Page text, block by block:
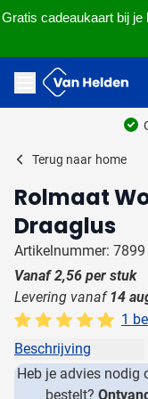
Gratis cadeaukaart bij je
Ga naar de inhoud
Menu openen
Terug naar home
Rolmaat
Draaglus
Artikelnummer: 7899
Vanaf2,56 per stuk
Levering vanaf 14
1
Beschrijving
Heb je advies nodig
bestelt?